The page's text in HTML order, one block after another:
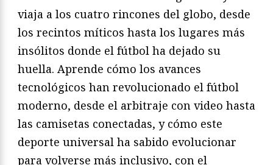
viaja a los cuatro rincones del globo, desde
los recintos míticos hasta los lugares más
insólitos donde el fútbol ha dejado su
huella. Aprende cómo los avances
tecnológicos han revolucionado el fútbol
moderno, desde el arbitraje con video hasta
las camisetas conectadas, y cómo este
deporte universal ha sabido evolucionar
para volverse más inclusivo, con el